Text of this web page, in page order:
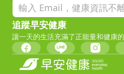
追蹤早安健康
讓一天的生活充滿了正能量和健康